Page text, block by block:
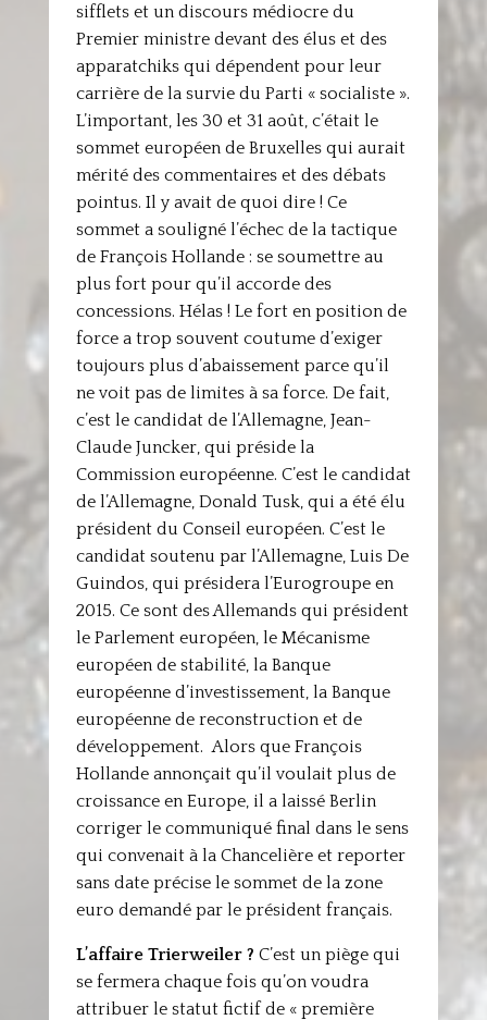
sifflets et un discours médiocre du
Premier ministre devant des élus et des
apparatchiks qui dépendent pour leur
carrière de la survie du Parti « socialiste ».
L’important, les 30 et 31 août, c’était le
sommet européen de Bruxelles qui aurait
mérité des commentaires et des débats
pointus. Il y avait de quoi dire ! Ce
sommet a souligné l’échec de la tactique
de François Hollande : se soumettre au
plus fort pour qu’il accorde des
concessions. Hélas ! Le fort en position de
force a trop souvent coutume d’exiger
toujours plus d’abaissement parce qu’il
ne voit pas de limites à sa force. De fait,
c’est le candidat de l’Allemagne, Jean-
Claude Juncker, qui préside la
Commission européenne. C’est le candidat
de l’Allemagne, Donald Tusk, qui a été élu
président du Conseil européen. C’est le
candidat soutenu par l’Allemagne, Luis De
Guindos, qui présidera l’Eurogroupe en
2015. Ce sont des Allemands qui président
le Parlement européen, le Mécanisme
européen de stabilité, la Banque
européenne d’investissement, la Banque
européenne de reconstruction et de
développement. Alors que François
Hollande annonçait qu’il voulait plus de
croissance en Europe, il a laissé Berlin
corriger le communiqué final dans le sens
qui convenait à la Chancelière et reporter
sans date précise le sommet de la zone
euro demandé par le président français.
L’affaire Trierweiler ? C’est un piège qui
se fermera chaque fois qu’on voudra
attribuer le statut fictif de « première